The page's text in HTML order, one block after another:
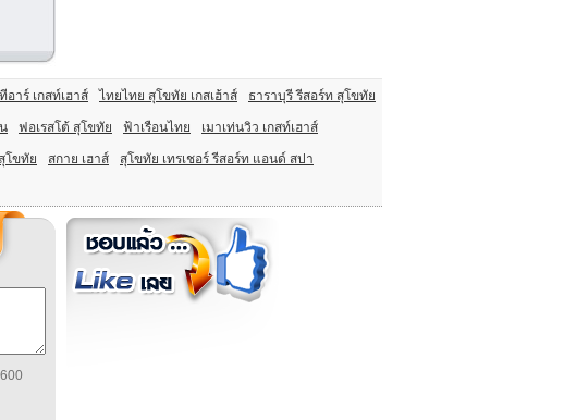
ทีอาร์ เกสท์เฮาส์ ไทยไทย สุโขทัย เกสเฮ้าส์ ธาราบุรี รีสอร์ท สุโขทัย
ฟอเรสโต้ สุโขทัย ฟ้าเรือนไทย เมาเท่นวิว เกสท์เฮาส์
โขทัย สกาย เฮาส์ สุโขทัย เทรเชอร์ รีสอร์ท แอนด์ สปา